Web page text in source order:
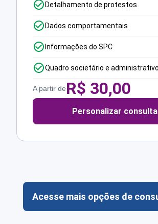
Detalhamento de protestos
Dados comportamentais
Informações do SPC
Quadro societário e administrativo
A partir deR$ 30,00
Personalizar consulta
Acesse mais opções de